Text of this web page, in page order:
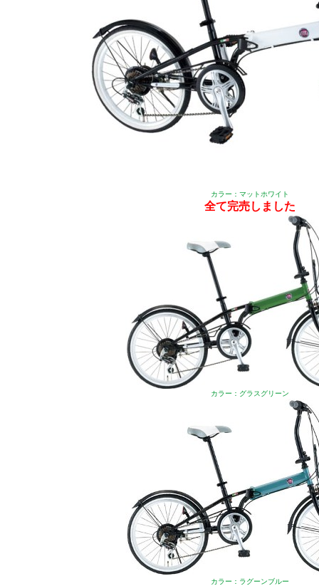
カラー：マットホワイト
全て完売しました
カラー：グラスグリーン
カラー：ラグーンブルー